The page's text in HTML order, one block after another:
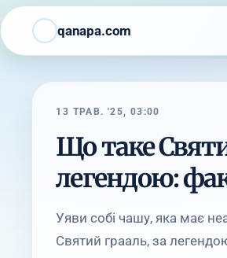
qanapa.com
13 ТРАВ. '25, 03:00
Що таке
легендою:
Уяви собі чашу, яка має
Святий грааль, за